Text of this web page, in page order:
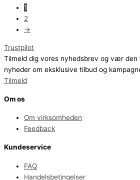
1
2
→
Trustpilot
Tilmeld dig vores nyhedsbrev og vær
nyheder om eksklusive tilbud og
Tilmeld
Om os
Om virksomheden
Feedback
Kundeservice
FAQ
Handelsbetingelser